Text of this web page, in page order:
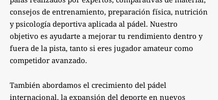
consejos de entrenamiento, preparación física, nutrición
y psicología deportiva aplicada al pádel. Nuestro
objetivo es ayudarte a mejorar tu rendimiento dentro y
fuera de la pista, tanto si eres jugador amateur como
competidor avanzado.
También abordamos el crecimiento del pádel
internacional, la expansión del deporte en nuevos